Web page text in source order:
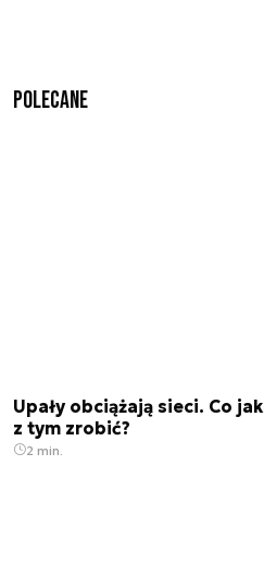
Polecane
Upały obciążają sieci. Co
z tym zrobić?
2 min.